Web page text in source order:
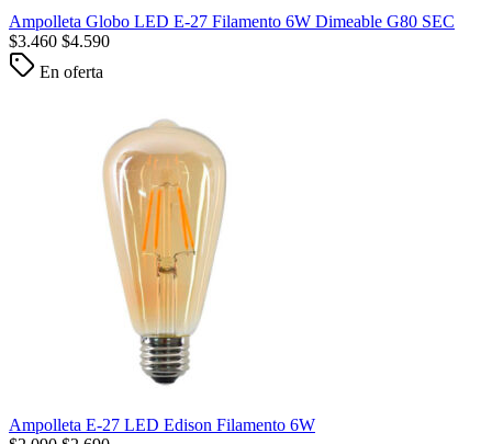
Ampolleta Globo LED E-27 Filamento 6W Dimeable G80 SEC
$3.460 $4.590
En oferta
Ampolleta E-27 LED Edison Filamento 6W